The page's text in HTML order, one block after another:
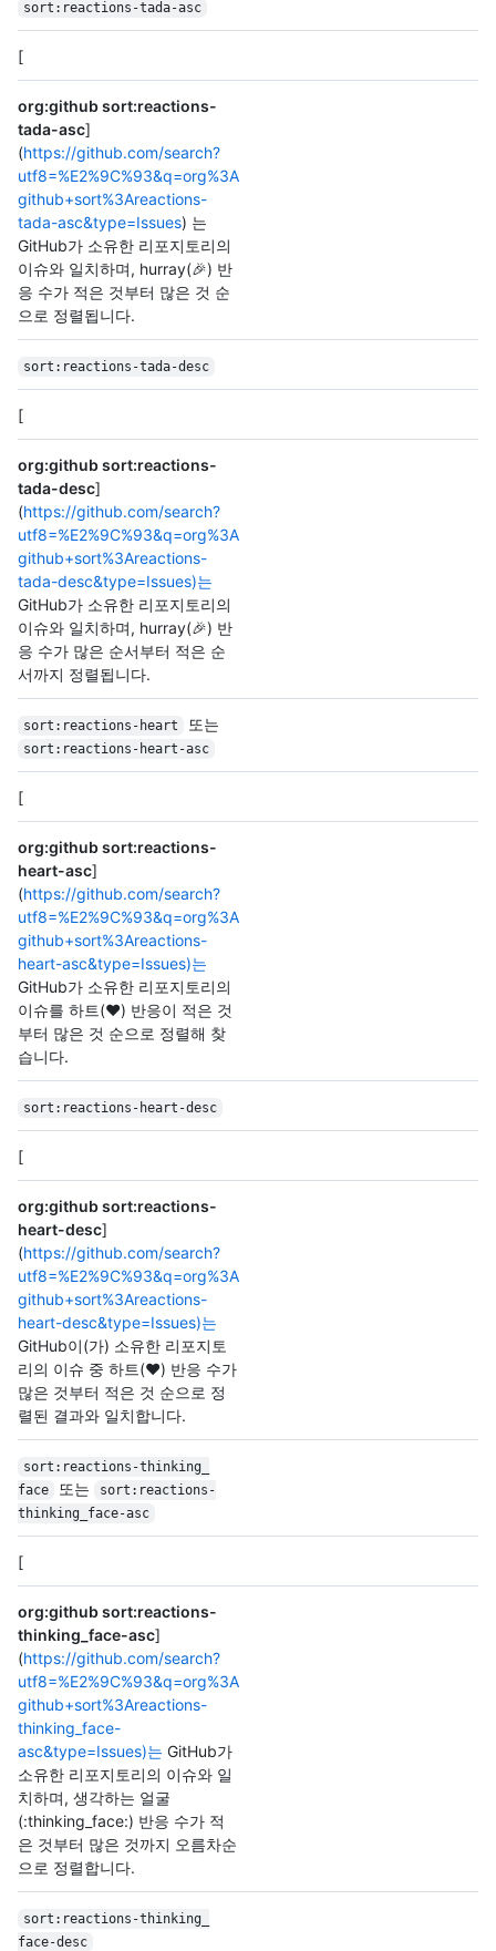
sort:reactions-tada-asc
[
org:github sort:reactions-
tada-asc]
(https://github.com/search?
utf8=%E2%9C%93&q=org%3A
github+sort%3Areactions-
tada-asc&type=Issues) 는
GitHub가 소유한 리포지토리의
이슈와 일치하며, hurray(🎉) 반
응 수가 적은 것부터 많은 것 순
으로 정렬됩니다.
sort:reactions-tada-desc
[
org:github sort:reactions-
tada-desc]
(https://github.com/search?
utf8=%E2%9C%93&q=org%3A
github+sort%3Areactions-
tada-desc&type=Issues)는
GitHub가 소유한 리포지토리의
이슈와 일치하며, hurray(🎉) 반
응 수가 많은 순서부터 적은 순
서까지 정렬됩니다.
sort:reactions-heart 또는
sort:reactions-heart-asc
[
org:github sort:reactions-
heart-asc]
(https://github.com/search?
utf8=%E2%9C%93&q=org%3A
github+sort%3Areactions-
heart-asc&type=Issues)는
GitHub가 소유한 리포지토리의
이슈를 하트(❤️) 반응이 적은 것
부터 많은 것 순으로 정렬해 찾
습니다.
sort:reactions-heart-desc
[
org:github sort:reactions-
heart-desc]
(https://github.com/search?
utf8=%E2%9C%93&q=org%3A
github+sort%3Areactions-
heart-desc&type=Issues)는
GitHub이(가) 소유한 리포지토
리의 이슈 중 하트(❤️) 반응 수가
많은 것부터 적은 것 순으로 정
렬된 결과와 일치합니다.
sort:reactions-thinking_
face
또는
sort:reactions-
thinking_ face-asc
[
org:github sort:reactions-
thinking_face-asc]
(https://github.com/search?
utf8=%E2%9C%93&q=org%3A
github+sort%3Areactions-
thinking_face-
asc&type=Issues)는 GitHub가
소유한 리포지토리의 이슈와 일
치하며, 생각하는 얼굴
(:thinking_face:) 반응 수가 적
은 것부터 많은 것까지 오름차순
으로 정렬합니다.
sort:reactions-thinking_
face-desc